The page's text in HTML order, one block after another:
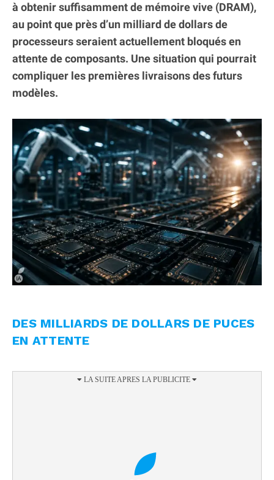
à obtenir suffisamment de mémoire vive (DRAM),
au point que près d’un milliard de dollars de
processeurs seraient actuellement bloqués en
attente de composants. Une situation qui pourrait
compliquer les premières livraisons des futurs
modèles.
DES MILLIARDS DE DOLLARS DE PUCES
EN ATTENTE